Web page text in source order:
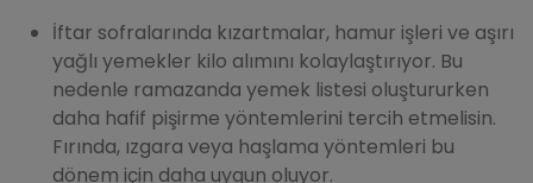
İftar sofralarında kızartmalar, hamur işleri ve aşırı
yağlı yemekler kilo alımını kolaylaştırıyor. Bu
nedenle ramazanda yemek listesi oluştururken
daha hafif pişirme yöntemlerini tercih etmelisin.
Fırında, ızgara veya haşlama yöntemleri bu
dönem için daha uygun oluyor.